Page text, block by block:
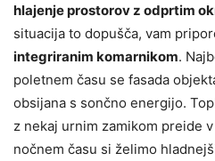
hlajenje prostorov z odprtim
situacija to dopušča, vam
integriranim komarnikom.
poletnem času se fasada
obsijana s sončno energijo.
z nekaj urnim zamikom preide
nočnem času si želimo